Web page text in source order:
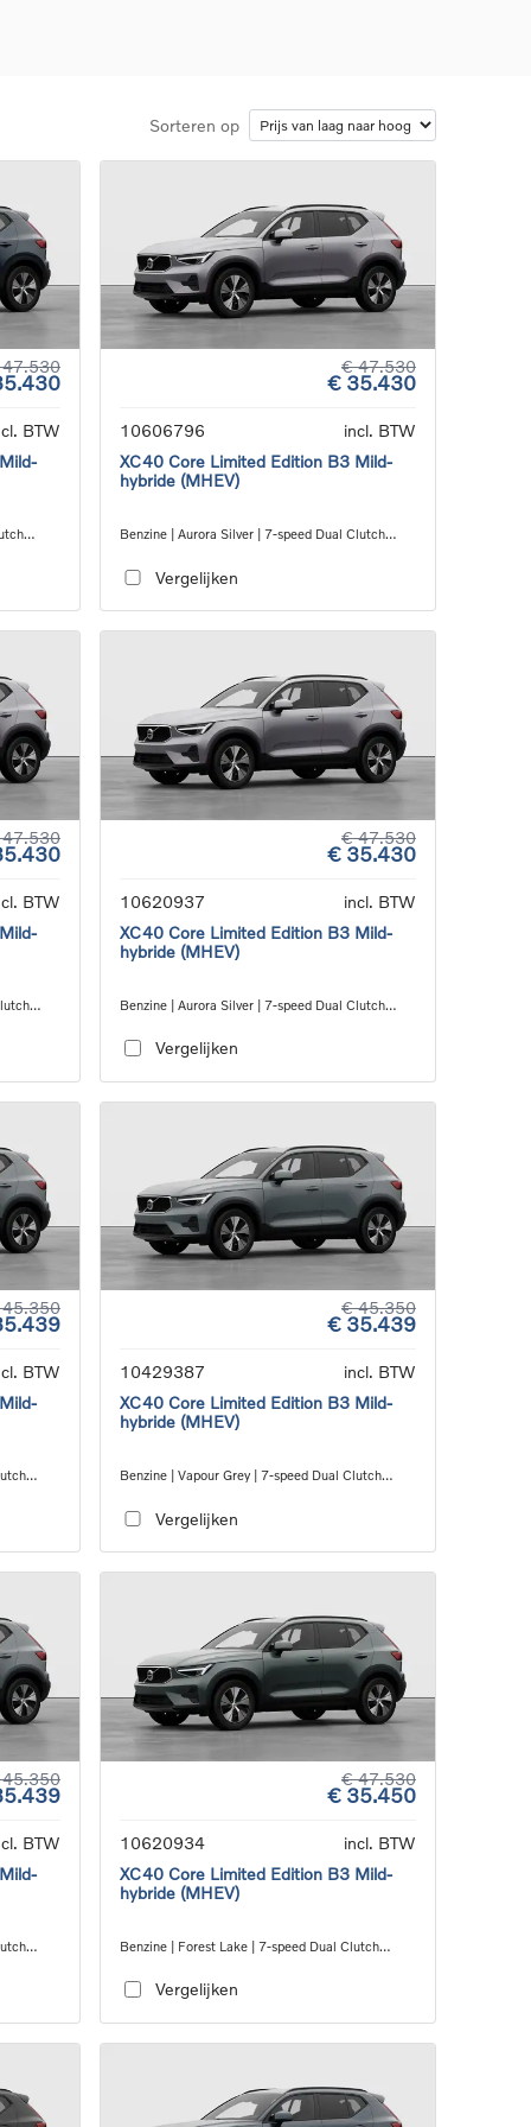
Sorteren op
BTW
€ 47.530
€ 35.430
10606796
incl. BTW
XC40 Core Limited Edition B3 Mild-
hybride (MHEV)
Benzine | Aurora Silver | 7-speed Dual Clutch
Vergelijken
BTW
€ 47.530
€ 35.430
10620937
incl. BTW
XC40 Core Limited Edition B3 Mild-
hybride (MHEV)
Benzine | Aurora Silver | 7-speed Dual Clutch
Vergelijken
BTW
€ 45.350
€ 35.439
10429387
incl. BTW
XC40 Core Limited Edition B3 Mild-
hybride (MHEV)
Benzine | Vapour Grey | 7-speed Dual Clutch
Vergelijken
BTW
€ 47.530
€ 35.450
10620934
incl. BTW
XC40 Core Limited Edition B3 Mild-
hybride (MHEV)
Benzine | Forest Lake | 7-speed Dual Clutch
Vergelijken